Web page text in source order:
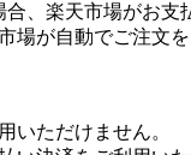
、楽天市場がお支
が自動でご注文を
いただけません。